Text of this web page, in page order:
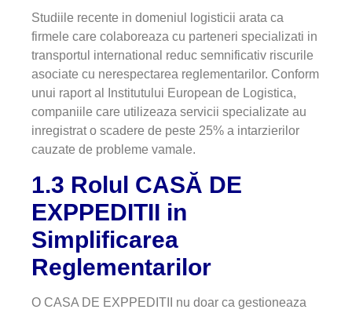
Studiile recente in domeniul logisticii arata ca
firmele care colaboreaza cu parteneri specializati in
transportul international reduc semnificativ riscurile
asociate cu nerespectarea reglementarilor. Conform
unui raport al Institutului European de Logistica,
companiile care utilizeaza servicii specializate au
inregistrat o scadere de peste 25% a intarzierilor
cauzate de probleme vamale.
1.3 Rolul CASĂ DE
EXPPEDITII in
Simplificarea
Reglementarilor
O CASA DE EXPPEDITII nu doar ca gestioneaza